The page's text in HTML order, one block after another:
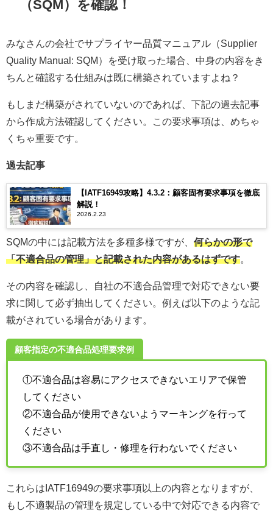
（SQM）を確認！
みなさんの会社でサプライヤー品質マニュアル（Supplier
Quality Manual: SQM）を受け取った場合、中身の内容をき
ちんと確認する仕組みは既に構築されていますよね？
もしまだ構築がされていないのであれば、下記の過去記事
から作成方法確認してください。この要求事項は、めちゃ
くちゃ重要です。
過去記事
【IATF16949攻略】4.3.2：顧客固有要求事項を徹底
解説！
2026.2.23
SQMの中には記載方法を多種多様ですが、 何らかの形で
「不適合品の管理」と記載された内容があるはずです
その内容を確認し、自社の不適合品管理で対応できない要
求に関して必ず抽出してください。例えば以下のような記
載がされている場合があります。
顧客指定の不適合品処理要求例
①不適合品は容易にアクセスできないエリアで保管
してください
②不適合品が使用できないようマーキングを行って
ください
③不適合品は手直し・修理を行わないでください
これらはIATF16949の要求事項以上の内容となりますが、
もし不適製品の管理を規定している中で対応できる内容で